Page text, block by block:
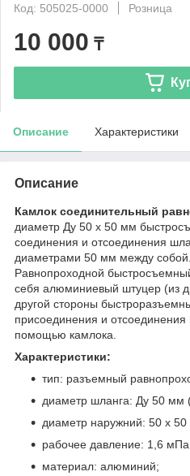
Код: 505025-0000
Розница
10 000 ₸
Описание Характеристики
Описание
Камлок соединительный
диаметр Ду 50 х 50 мм
соединения и отсоединения
диаметрами 50 мм между собой.
Равнопроходной
себя алюминиевый штуцер (из
другой стороны
присоединения и
помощью камлока.
Характеристики:
тип: разъемный
диаметр шланга: Ду 50 мм
диаметр наружний: 50 х
рабочее давление: 1,6
материал: алюминий;